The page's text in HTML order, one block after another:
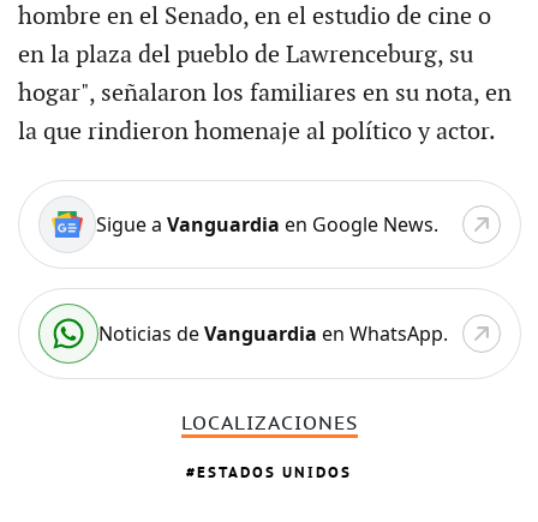
hombre en el Senado, en el estudio de cine o
en la plaza del pueblo de Lawrenceburg, su
hogar", señalaron los familiares en su nota, en
la que rindieron homenaje al político y actor.
Sigue a Vanguardia en Google News.
Noticias deVanguardia en WhatsApp.
LOCALIZACIONES
ESTADOS UNIDOS